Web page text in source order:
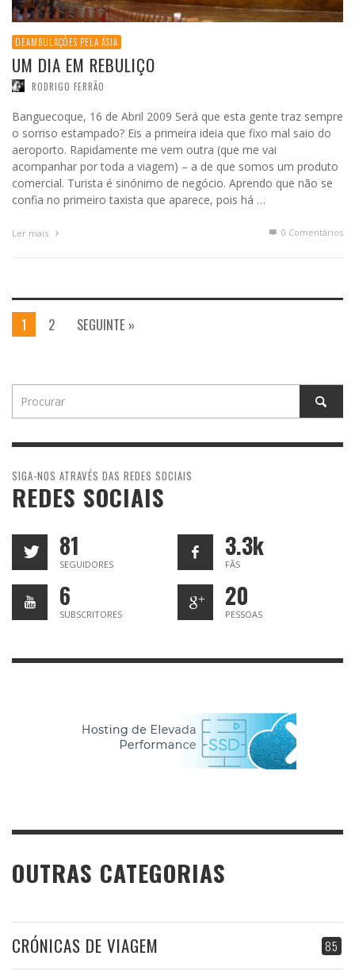
DEAMBULAÇÕES PELA ÁSIA
UM DIA EM REBULIÇO
RODRIGO FERRÃO
Banguecoque, 16 de Abril 2009 Será que esta gente traz sempre
o sorriso estampado? Eis a primeira ideia que fixo mal saio do
aeroporto. Rapidamente me vem outra (que me vai
acompanhar por toda a viagem) – a de que somos um produto
comercial. Turista é sinónimo de negócio. Aprendo que não se
confia no primeiro taxista que aparece, pois há …
Ler mais 0 Comentários
1 2 SEGUINTE »
SIGA-NOS ATRAVÉS DAS REDES SOCIAIS
REDES SOCIAIS
81
SEGUIDORES
3.3k
FÃS
6
SUBSCRITORES
20
PESSOAS
OUTRAS CATEGORIAS
85
CRÓNICAS DE VIAGEM